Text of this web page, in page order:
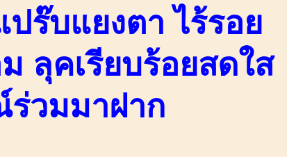
ร๊บแยงตา ไร้รอย
ลุคเรียบร้อยสดใส
วมมาฝาก